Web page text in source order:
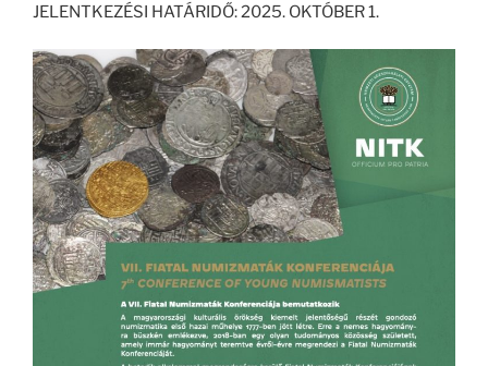
JELENTKEZÉSI HATÁRIDŐ: 2025. OKTÓBER 1.